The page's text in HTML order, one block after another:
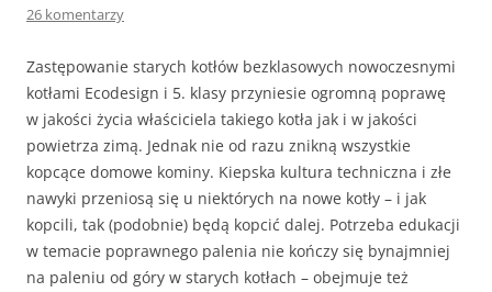
26 komentarzy
Zastępowanie starych kotłów bezklasowych nowoczesnymi
kotłami Ecodesign i 5. klasy przyniesie ogromną poprawę
w jakości życia właściciela takiego kotła jak i w jakości
powietrza zimą. Jednak nie od razu znikną wszystkie
kopcące domowe kominy. Kiepska kultura techniczna i złe
nawyki przeniosą się u niektórych na nowe kotły – i jak
kopcili, tak (podobnie) będą kopcić dalej. Potrzeba edukacji
w temacie poprawnego palenia nie kończy się bynajmniej
na paleniu od góry w starych kotłach – obejmuje też